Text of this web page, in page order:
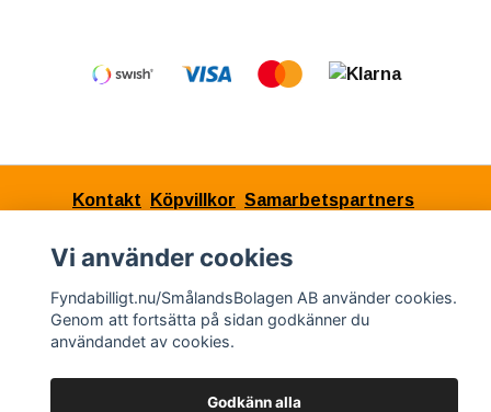
Kontakt Köpvillkor Samarbetspartners
© Copyright 2026 Fyndabilligt.nu/SmålandsBolagen
AB
Vi använder cookies
Fyndabilligt.nu/SmålandsBolagen AB använder cookies.
Genom att fortsätta på sidan godkänner du
användandet av cookies.
Godkänn alla